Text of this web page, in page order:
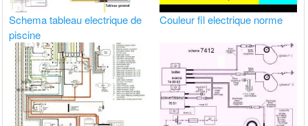
Schema tableau electrique de
piscine
Couleur fil electrique norme